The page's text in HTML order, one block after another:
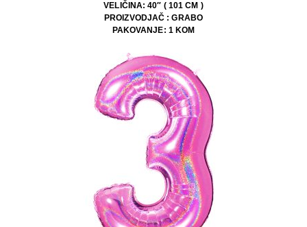
VELIČINA: 40″ ( 101 CM )
PROIZVODJAČ : GRABO
PAKOVANJE: 1 KOM